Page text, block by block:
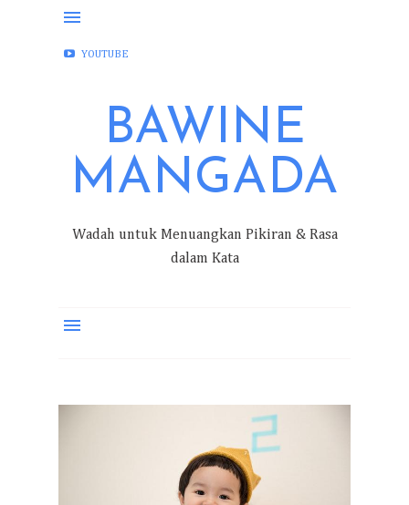
FACEBOOK
YOUTUBE
BAWINE
MANGADA
Wadah untuk Menuangkan Pikiran & Rasa
dalam Kata